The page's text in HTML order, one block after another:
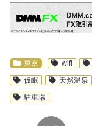
東京 wifi
仮眠
天然温泉
駐車場